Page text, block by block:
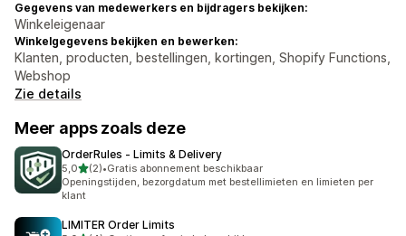
Gegevens van medewerkers en bijdragers bekijken:
Winkeleigenaar
Winkelgegevens bekijken en bewerken:
Klanten, producten, bestellingen, kortingen, Shopify Functions,
Webshop
Zie details
Meer apps zoals deze
OrderRules ‑ Limits & Delivery
5,0van 5 sterren
(2)
2 recensies in totaal
•Gratis abonnement beschikbaar
Openingstijden, bezorgdatum met bestellimieten en limieten per
klant
LIMITER Order Limits